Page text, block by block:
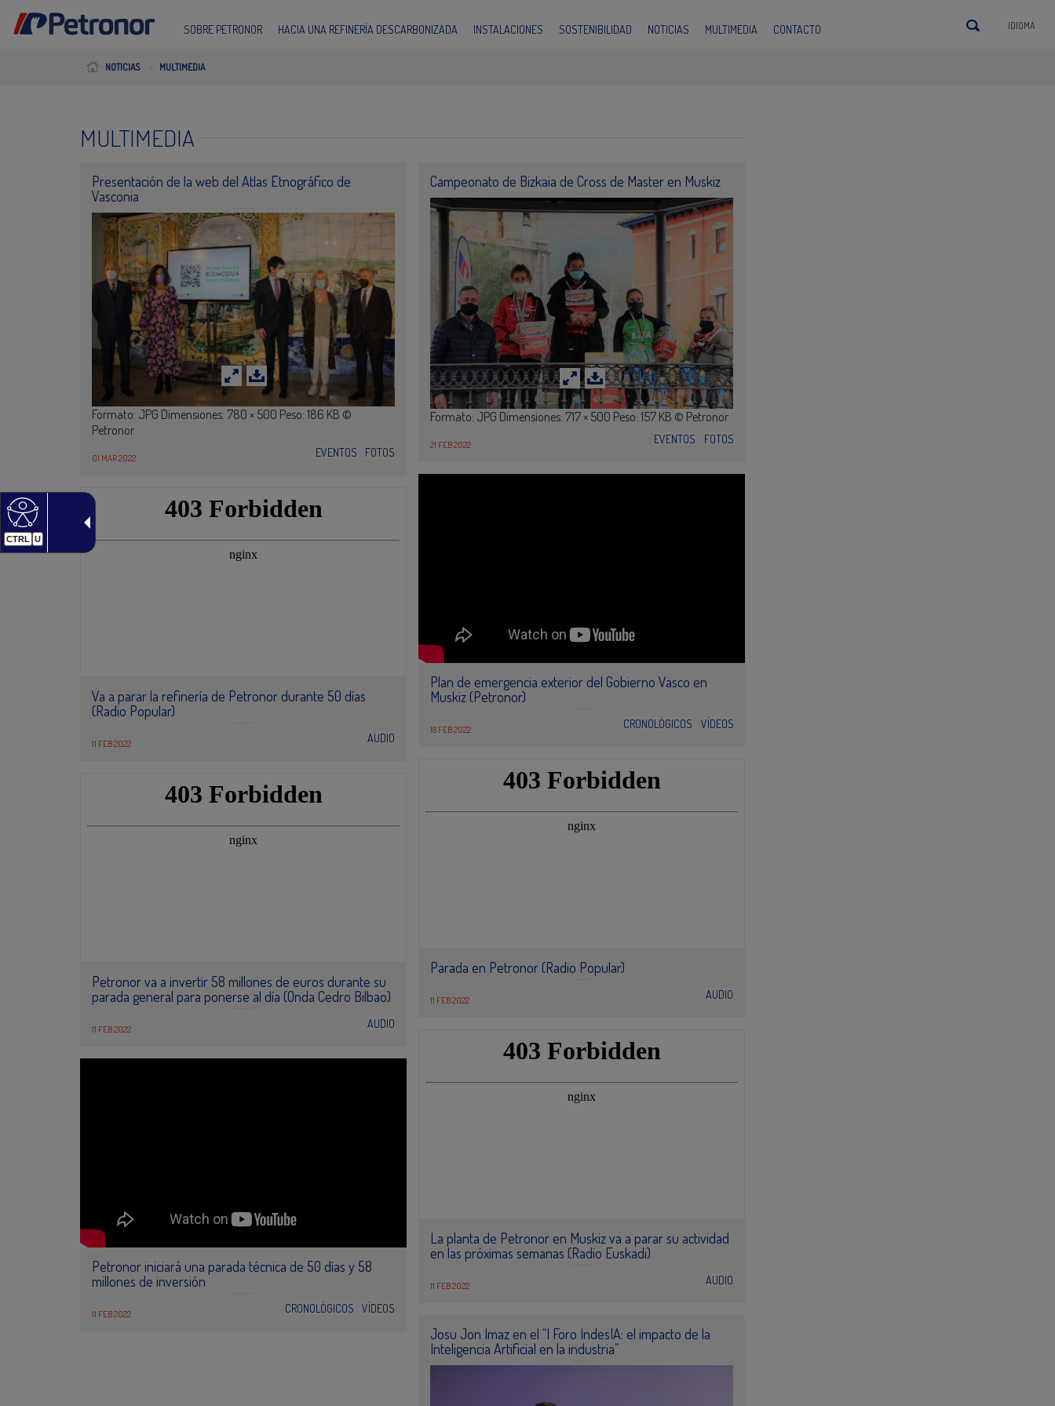
CTRL U
SOBRE PETRONOR HACIA UNA REFINERÍA DESCARBONIZADA INSTALACIONES SOSTENIBILIDAD NOTICIAS MULTIMEDIA CONTACTO IDIOMA
NOTICIAS MULTIMEDIA
MULTIMEDIA
Presentación de la web del Atlas Etnográfico de
Vasconia
Formato: JPG Dimensiones: 780 × 500 Peso: 186 KB ©
Petronor
01 MAR 2022 EVENTOS FOTOS
Campeonato de Bizkaia de Cross de Master en Muskiz
Formato: JPG Dimensiones: 717 × 500 Peso: 157 KB © Petronor
21 FEB 2022 EVENTOS FOTOS
Plan de emergencia exterior del Gobierno Vasco en
Muskiz (Petronor)
18 FEB 2022 CRONOLÓGICOS VÍDEOS
Va a parar la refinería de Petronor durante 50 días
(Radio Popular)
11 FEB 2022 AUDIO
Parada en Petronor (Radio Popular)
11 FEB 2022 AUDIO
Petronor va a invertir 58 millones de euros durante su
parada general para ponerse al día (Onda Cedro Bilbao)
11 FEB 2022 AUDIO
La planta de Petronor en Muskiz va a parar su actividad
en las próximas semanas (Radio Euskadi)
11 FEB 2022 AUDIO
Petronor iniciará una parada técnica de 50 días y 58
millones de inversión
11 FEB 2022 CRONOLÓGICOS VÍDEOS
Josu Jon Imaz en el “I Foro IndesIA: el impacto de la
Inteligencia Artificial en la industria”